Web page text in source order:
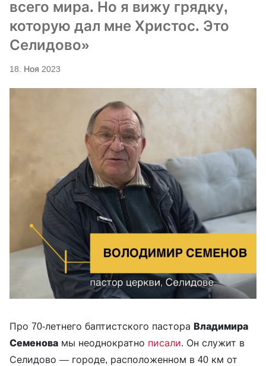
всего мира. Но я вижу грядку,
которую дал мне Христос. Это
Селидово»
18. Ноя 2023
Про 70-летнего баптистского пастора Владимира
Семенова мы неоднократно писали. Он служит в
Селидово — городе, расположенном в 40 км от